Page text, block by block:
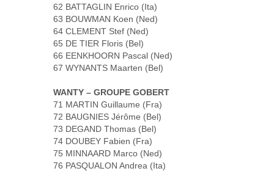
62 BATTAGLIN Enrico (Ita)
63 BOUWMAN Koen (Ned)
64 CLEMENT Stef (Ned)
65 DE TIER Floris (Bel)
66 EENKHOORN Pascal (Ned)
67 WYNANTS Maarten (Bel)
WANTY – GROUPE GOBERT
71 MARTIN Guillaume (Fra)
72 BAUGNIES Jérôme (Bel)
73 DEGAND Thomas (Bel)
74 DOUBEY Fabien (Fra)
75 MINNAARD Marco (Ned)
76 PASQUALON Andrea (Ita)